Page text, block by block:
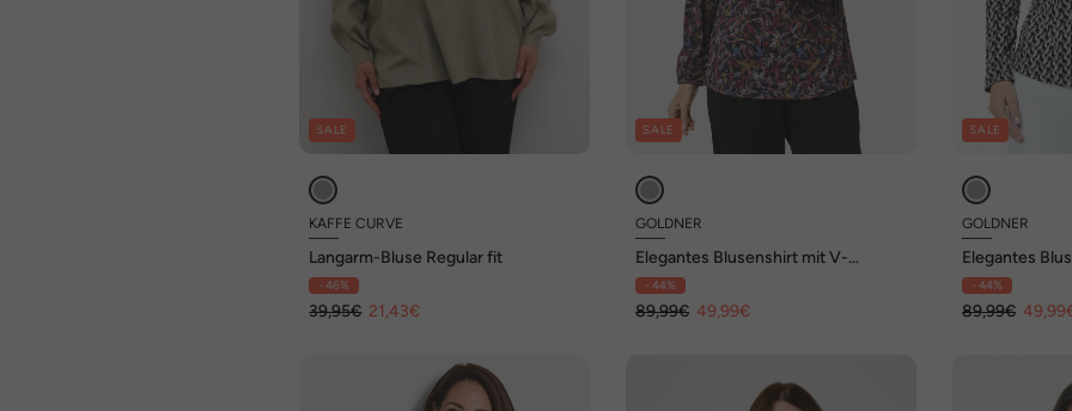
SALE
KAFFE CURVE
Langarm-Bluse Regular fit
- 46%
39,95€ 21,43€
SALE
GOLDNER
Elegantes Blusenshirt mit V-
Ausschnitt
- 44%
89,99€ 49,99€
SALE
GOLDNER
Elegantes
Ausschnitt
- 44%
89,99€